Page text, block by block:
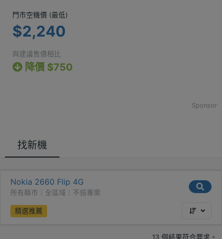
門市空機價 (最低) $2,240
門市空機價 (最低)
$2,240
與建議售價相比
降價 $750
Sponsor
找新機
Nokia 2660 Flip 4G
所有縣市｜全區域｜不搭專案
精選推薦
13 個結果符合要求。